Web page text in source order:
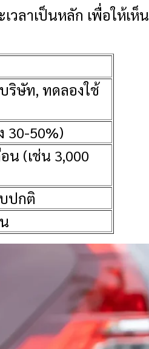
วลาเป็นหลัก เพื่อให้เห็น
ริษัท, ทดลองใช้
30-50%)
น (เช่น 3,000
ปกติ